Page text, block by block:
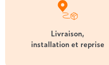
Livraison,
installation et reprise